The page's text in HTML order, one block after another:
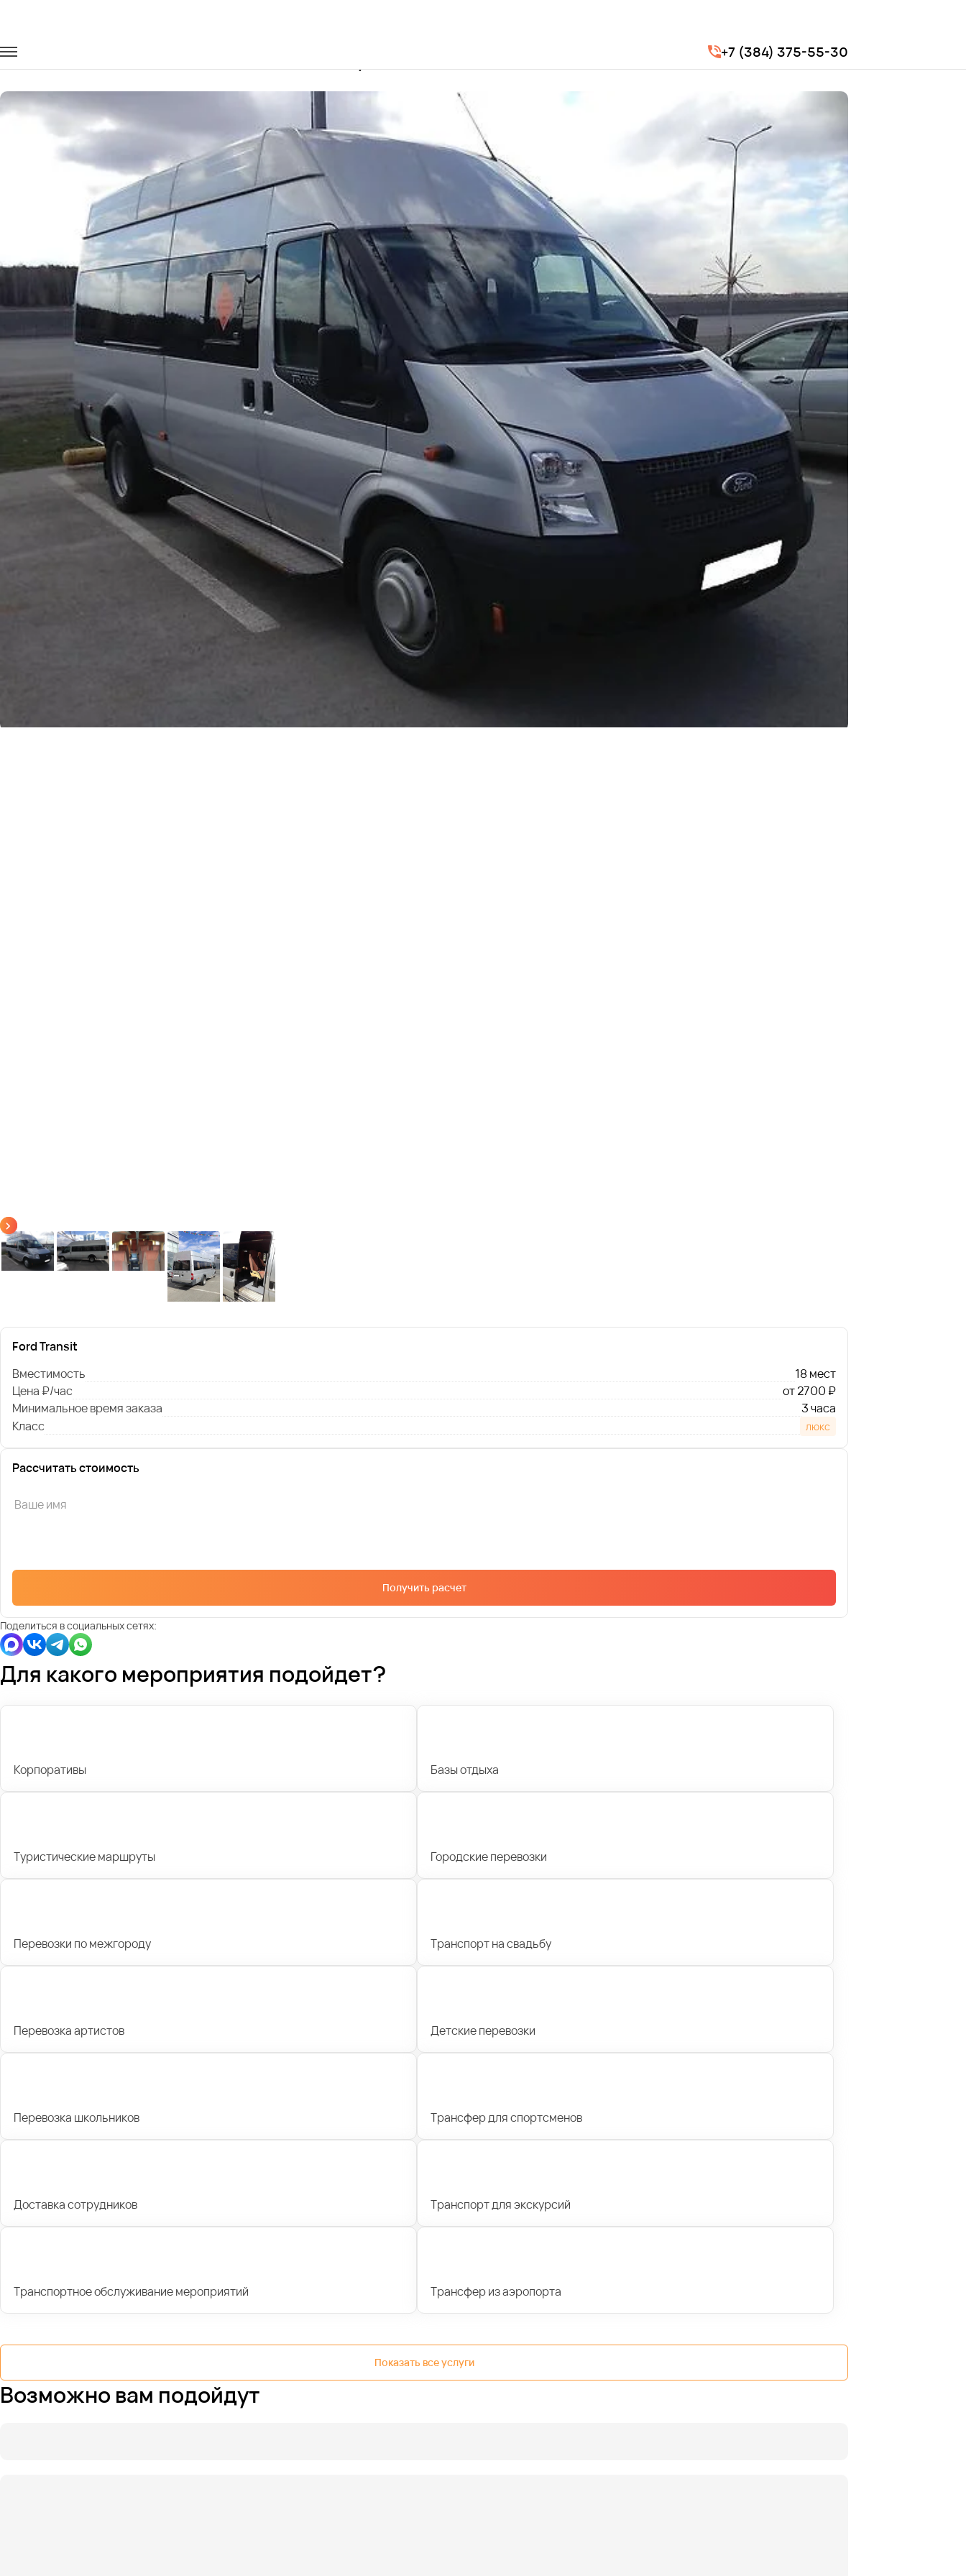
+7 (384) 375-55-30
Заказать Ford Transit с водителем в Новокузнецке
Ford Transit
Вместимость
18 мест
Цена ₽/час
от 2700 ₽
Минимальное время заказа
3 часа
Класс
люкс
Рассчитать стоимость
Получить расчет
Поделиться в социальных сетях:
Для какого мероприятия подойдет?
Корпоративы Базы отдыха
Туристические маршруты Городские перевозки
Перевозки по межгороду Транспорт на свадьбу
Перевозка артистов Детские перевозки
Перевозка школьников Трансфер для спортсменов
Доставка сотрудников Транспорт для экскурсий
Транспортное обслуживание мероприятий Трансфер из аэропорта
Показать все услуги
Возможно вам подойдут